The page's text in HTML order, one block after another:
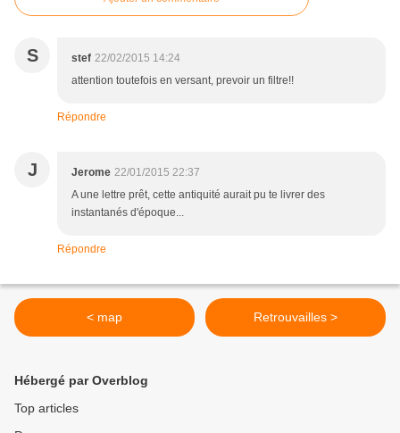
S stef 22/02/2015 14:24
attention toutefois en versant, prevoir un filtre!!
Répondre
J Jerome 22/01/2015 22:37
A une lettre prêt, cette antiquité aurait pu te livrer des
instantanés d'époque...
Répondre
< map Retrouvailles >
Hébergé par Overblog
Top articles